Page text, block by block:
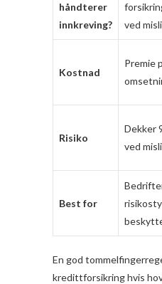
håndterer
innkreving?
ved
Kostnad
Premie
Risiko
Dekker
ved
Best for
En god
kredittforsikring hvis